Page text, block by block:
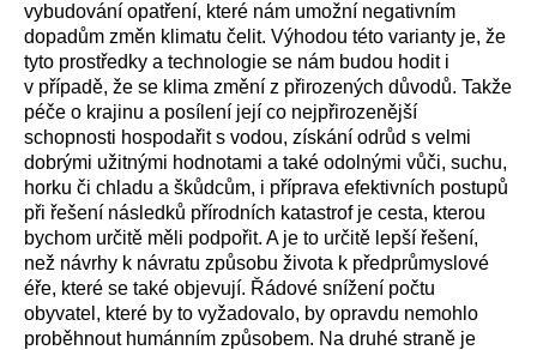
vybudování opatření, které nám umožní negativním
dopadům změn klimatu čelit. Výhodou této varianty je, že
tyto prostředky a technologie se nám budou hodit i
v případě, že se klima změní z přirozených důvodů. Takže
péče o krajinu a posílení její co nejpřirozenější
schopnosti hospodařit s vodou, získání odrůd s velmi
dobrými užitnými hodnotami a také odolnými vůči, suchu,
horku či chladu a škůdcům, i příprava efektivních postupů
při řešení následků přírodních katastrof je cesta, kterou
bychom určitě měli podpořit. A je to určitě lepší řešení,
než návrhy k návratu způsobu života k předprůmyslové
éře, které se také objevují. Řádové snížení počtu
obyvatel, které by to vyžadovalo, by opravdu nemohlo
proběhnout humánním způsobem. Na druhé straně je